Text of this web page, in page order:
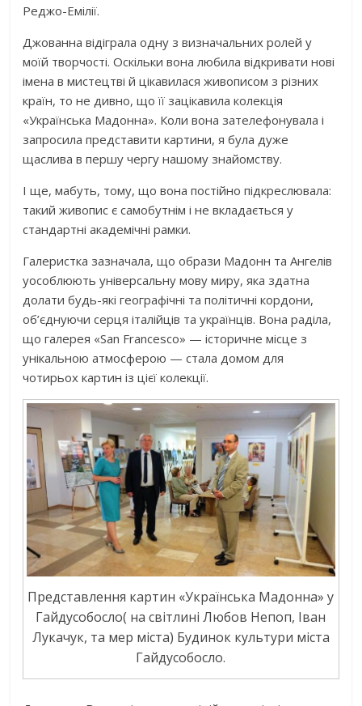
Реджо-Емілії.
Джованна відіграла одну з визначальних ролей у
моїй творчості. Оскільки вона любила відкривати нові
імена в мистецтві й цікавилася живописом з різних
країн, то не дивно, що її зацікавила колекція
«Українська Мадонна». Коли вона зателефонувала і
запросила представити картини, я була дуже
щаслива в першу чергу нашому знайомству.
І ще, мабуть, тому, що вона постійно підкреслювала:
такий живопис є самобутнім і не вкладається у
стандартні академічні рамки.
Галеристка зазначала, що образи Мадонн та Ангелів
уособлюють універсальну мову миру, яка здатна
долати будь-які географічні та політичні кордони,
об’єднуючи серця італійців та українців. Вона раділа,
що галерея «San Francesco» — історичне місце з
унікальною атмосферою — стала домом для
чотирьох картин із цієї колекції.
Представлення картин «Українська Мадонна» у
Гайдусобосло( на світлині Любов Непоп, Іван
Лукачук, та мер міста) Будинок культури міста
Гайдусобосло.